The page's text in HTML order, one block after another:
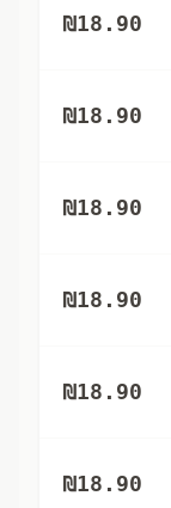
₪18.90
₪18.90
₪18.90
₪18.90
₪18.90
₪18.90